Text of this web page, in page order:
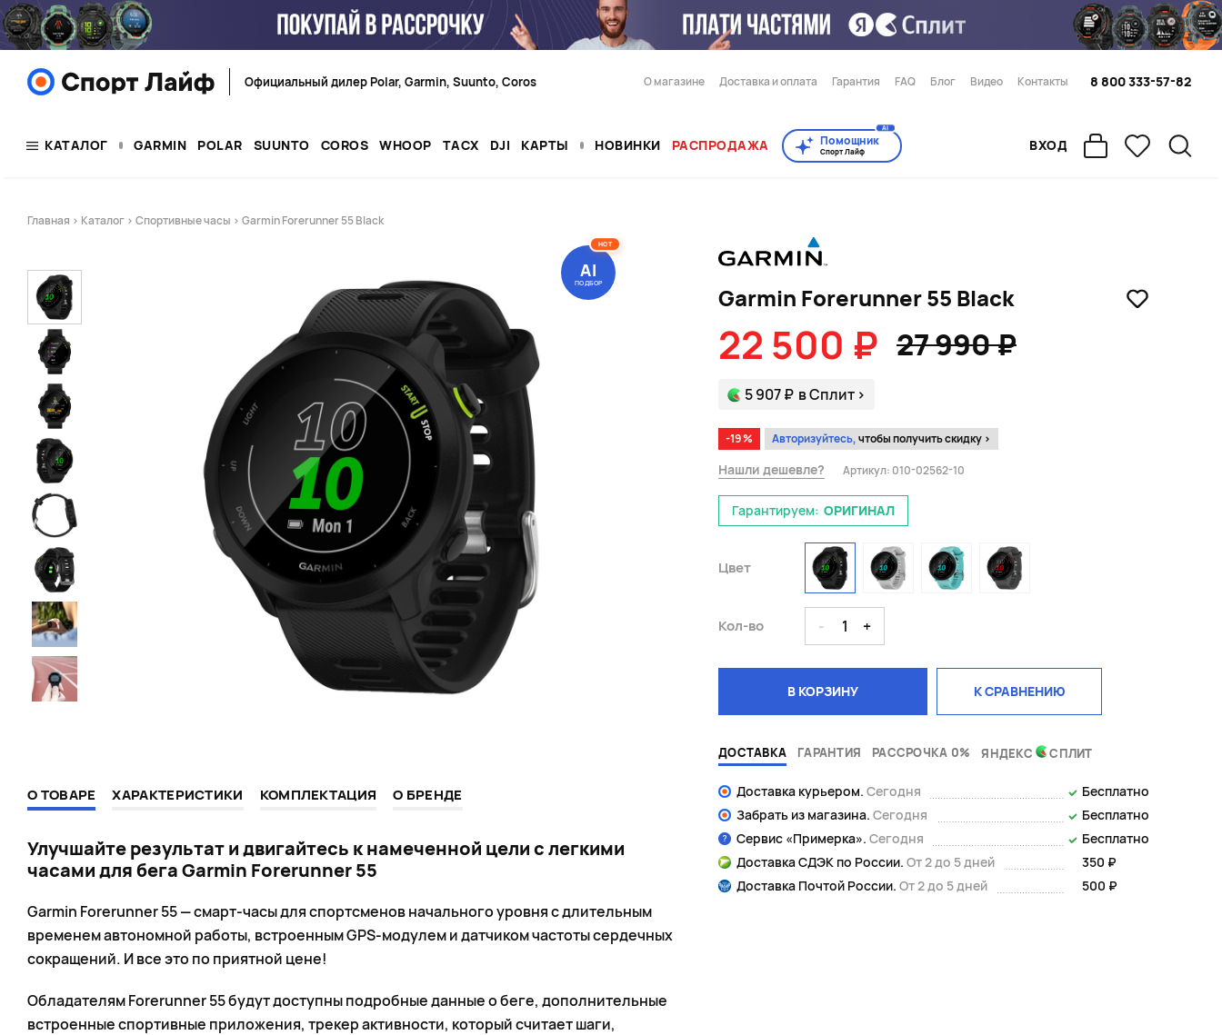
Официальный дилер Polar, Garmin, Suunto, Coros О магазине Доставка и оплата Гарантия FAQ Блог Видео Контакты 8 800 333-57-82
КАТАЛОГ GARMIN POLAR SUUNTO COROS WHOOP TACX DJI КАРТЫ НОВИНКИ РАСПРОДАЖА Помощник
Спорт Лайф
AI
ВХОД
Главная > Каталог > Спортивные часы > Garmin Forerunner 55 Black
Garmin Forerunner 55 Black
22 500 ₽ 27 990 ₽
5 907 ₽ в Сплит >
-19 % Авторизуйтесь,чтобы получить скидку >
Нашли дешевле? Артикул: 010-02562-10
Гарантируем: ОРИГИНАЛ
Цвет
Кол-во - 1 +
В КОРЗИНУ К СРАВНЕНИЮ
ДОСТАВКА ГАРАНТИЯ РАССРОЧКА 0% ЯНДЕКС СПЛИТ
Доставка курьером. Сегодня
Бесплатно
Забрать из магазина. Сегодня
Бесплатно
Сервис «Примерка». Сегодня
Бесплатно
Доставка СДЭК по России. От 2 до 5 дней
350 ₽
Доставка Почтой России. От 2 до 5 дней 500 ₽
HOT
AI
ПОДБОР
О ТОВАРЕ ХАРАКТЕРИСТИКИ КОМПЛЕКТАЦИЯ О БРЕНДЕ
Улучшайте результат и двигайтесь к намеченной цели с легкими
часами для бега Garmin Forerunner 55
Garmin Forerunner 55 — смарт-часы для спортсменов начального уровня с длительным
временем автономной работы, встроенным GPS-модулем и датчиком частоты сердечных
сокращений. И все это по приятной цене!
Обладателям Forerunner 55 будут доступны подробные данные о беге, дополнительные
встроенные спортивные приложения, трекер активности, который считает шаги,